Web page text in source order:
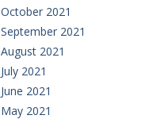
October 2021
September 2021
August 2021
July 2021
June 2021
May 2021